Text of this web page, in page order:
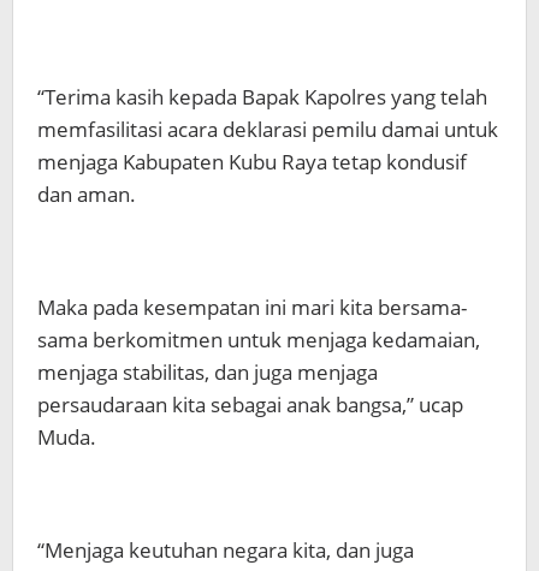
“Terima kasih kepada Bapak Kapolres yang telah
memfasilitasi acara deklarasi pemilu damai untuk
menjaga Kabupaten Kubu Raya tetap kondusif
dan aman.
Maka pada kesempatan ini mari kita bersama-
sama berkomitmen untuk menjaga kedamaian,
menjaga stabilitas, dan juga menjaga
persaudaraan kita sebagai anak bangsa,” ucap
Muda.
“Menjaga keutuhan negara kita, dan juga